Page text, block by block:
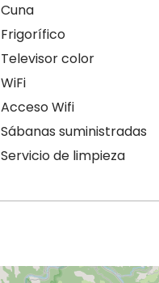
Cuna
Frigorífico
Televisor color
WiFi
Acceso Wifi
Sábanas suministradas
Servicio de limpieza